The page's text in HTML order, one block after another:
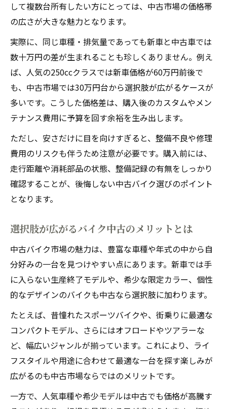
して複数台所有したい方にとっては、中古市場の価格帯
の広さが大きな魅力となります。
実際に、同じ車種・排気量であっても新車と中古車では
数十万円の差が生まれることも珍しくありません。例え
ば、人気の250ccクラスでは新車価格が60万円前後で
も、中古市場では30万円台から選択肢が広がるケースが
多いです。こうした価格差は、購入後のカスタムやメン
テナンス費用に予算を回す余裕を生み出します。
ただし、安さだけに目を向けすぎると、整備不良や修理
費用のリスクも伴うため注意が必要です。購入前には、
走行距離や消耗部品の状態、整備記録の有無をしっかり
確認することが、後悔しない中古バイク選びのポイント
となります。
選択肢が広がるバイク中古のメリットとは
中古バイク市場の魅力は、豊富な車種や年式の中から自
分好みの一台を見つけやすい点にあります。新車では手
に入らない生産終了モデルや、希少な限定カラー、個性
的なデザインのバイクも中古なら選択肢に加わります。
たとえば、昔憧れたスポーツバイクや、街乗りに最適な
コンパクトモデル、さらにはオフロードやツアラーな
ど、幅広いジャンルが揃っています。これにより、ライ
フスタイルや用途に合わせて最適な一台を探す楽しみが
広がるのも中古市場ならではのメリットです。
一方で、人気車種や希少モデルは中古でも価格が高騰す